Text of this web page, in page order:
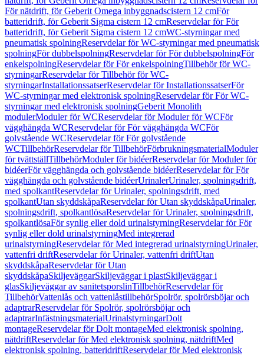
För nätdrift, för Geberit Omega inbyggnadscistern 12 cmFör
batteridrift, för Geberit Sigma cistern 12 cmReservdelar för För
batteridrift, för Geberit Sigma cistern 12 cmWC-styrningar med
pneumatisk spolningReservdelar för WC-styrningar med pneumatisk
spolningFör dubbelspolningReservdelar för För dubbelspolningFör
enkelspolningReservdelar för För enkelspolningTillbehör för WC-
styrningarReservdelar för Tillbehör för WC-
styrningarInstallationssatserReservdelar för InstallationssatserFör
WC-styrningar med elektronisk spolningReservdelar för För WC-
styrningar med elektronisk spolningGeberit Monolith
modulerModuler för WCReservdelar för Moduler för WCFör
vägghängda WCReservdelar för För vägghängda WCFör
golvstående WCReservdelar för För golvstående
WCTillbehörReservdelar för TillbehörFörbrukningsmaterialModuler
för tvättställTillbehörModuler för bidéerReservdelar för Moduler för
bidéerFör vägghängda och golvstående bidéerReservdelar för För
vägghängda och golvstående bidéerUrinalerUrinaler, spolningsdrift,
med spolkantReservdelar för Urinaler, spolningsdrift, med
spolkantUtan skyddskåpaReservdelar för Utan skyddskåpaUrinaler,
spolningsdrift, spolkantlösaReservdelar för Urinaler, spolningsdrift,
spolkantlösaFör synlig eller dold urinalstyrningReservdelar för För
synlig eller dold urinalstyrningMed integrerad
urinalstyrningReservdelar för Med integrerad urinalstyrningUrinaler,
vattenfri driftReservdelar för Urinaler, vattenfri driftUtan
skyddskåpaReservdelar för Utan
skyddskåpaSkiljeväggarSkiljeväggar i plastSkiljeväggar i
glasSkiljeväggar av sanitetsporslinTillbehörReservdelar för
TillbehörVattenlås och vattenlåstillbehörSpolrör, spolrörsböjar och
adaptrarReservdelar för Spolrör, spolrörsböjar och
adaptrarInfästningsmaterialUrinalstyrningarDolt
montageReservdelar för Dolt montageMed elektronisk spolning,
nätdriftReservdelar för Med elektronisk spolning, nätdriftMed
elektronisk spolning, batteridriftReservdelar för Med elektronisk